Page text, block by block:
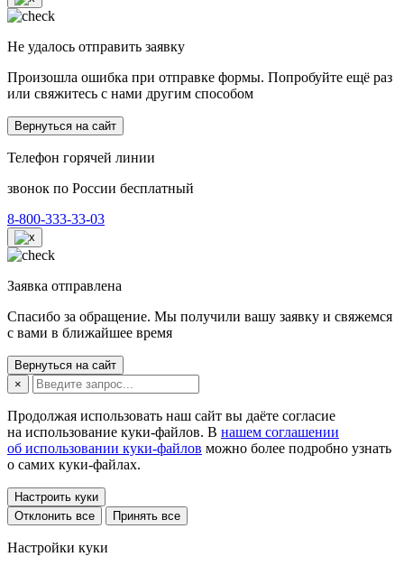
Не удалось отправить заявку
Произошла ошибка при отправке формы. Попробуйте ещё раз
или свяжитесь с нами другим способом
Вернуться на сайт
Телефон горячей линии
звонок по России бесплатный
8-800-333-33-03
Заявка отправлена
Спасибо за обращение. Мы получили вашу заявку и свяжемся
с вами в ближайшее время
Вернуться на сайт
×
Продолжая использовать наш сайт вы даёте согласие
на использование куки-файлов. В нашем соглашении
об использовании куки-файлов можно более подробно узнать
о самих куки-файлах.
Настроить куки
Отклонить все
Принять все
Настройки куки